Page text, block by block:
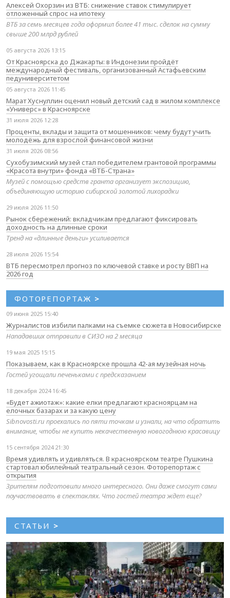
Алексей Охорзин из ВТБ: снижение ставок стимулирует
отложенный спрос на ипотеку
ВТБ за семь месяцев года оформил более 41 тыс. сделок на сумму
свыше 200 млрд рублей
05 августа 2026 13:15
От Красноярска до Джакарты: в Индонезии пройдёт
международный фестиваль, организованный Астафьевским
педуниверситетом
05 августа 2026 11:45
Марат Хуснуллин оценил новый детский сад в жилом комплексе
«Универс» в Красноярске
31 июля 2026 12:28
Проценты, вклады и защита от мошенников: чему будут учить
молодёжь для взрослой финансовой жизни
31 июля 2026 08:56
Сухобузимский музей стал победителем грантовой программы
«Красота внутри» фонда «ВТБ-Страна»
Музей с помощью средств гранта организует экспозицию,
объединяющую историю сибирской золотой лихорадки
29 июля 2026 11:50
Рынок сбережений: вкладчикам предлагают фиксировать
доходность на длинные сроки
Тренд на «длинные деньги» усиливается
28 июля 2026 15:54
ВТБ пересмотрел прогноз по ключевой ставке и росту ВВП на
2026 год
ФОТОРЕПОРТАЖ >
09 июня 2025 15:40
Журналистов избили палками на съемке сюжета в Новосибирске
Нападавших отправили в СИЗО на 2 месяца
19 мая 2025 15:15
Показываем, как в Красноярске прошла 42-ая музейная ночь
Гостей угощали печеньками с предсказанием
18 декабря 2024 16:45
«Будет ажиотаж»: какие елки предлагают красноярцам на
елочных базарах и за какую цену
Sibnovosti.ru проехались по пяти точкам и узнали, на что обратить
внимание, чтобы не купить некачественную новогоднюю красавицу
15 сентября 2024 21:30
Время удивлять и удивляться. В красноярском театре Пушкина
стартовал юбилейный театральный сезон. Фоторепортаж с
открытия
Зрителям подготовили много интересного. Они даже смогут сами
поучаствовать в спектаклях. Что гостей театра ждет еще?
СТАТЬИ >